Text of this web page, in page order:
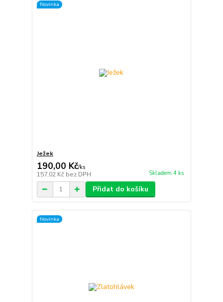
Novinka
Ježek
190,00 Kč/ks
157,02 Kč bez DPH Skladem 4 ks
Přidat do košíku
Novinka